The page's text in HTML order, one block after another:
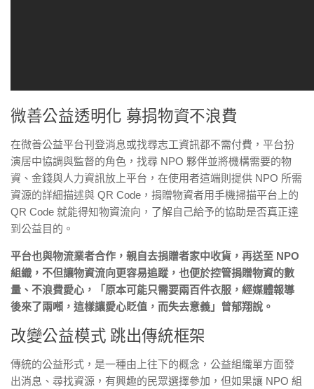
微善公益透明化 募捐物資不浪費
在微善公益平台刊登消息或找尋志工資訊都不需付費，平台扮
演居中協調與監督的角色，找尋 NPO 夥伴並將機構需要的物
資、金錢與人力資訊放上平台，在使用者這端則提供 NPO 所需
資源的詳細描述與 QR Code，捐贈物資者用手機掃描平台上的
QR Code 就能得知物資流向，了解自己給予的協助是否真正達
到公益目的。
平台也與物流業者合作，親自去捐贈者家中收貨，再送至 NPO
組織，不但讓物資流向更容易追蹤，也便於控管捐贈物資的數
量、不浪費愛心，「原本可能只需要兩百件衣服，經媒體報導
後來了兩噸，這樣讓愛心貶值，而失去意義」曾郁翔說。
改變公益模式 跳出傳統框架
傳統的公益形式，是一種由上往下的概念，公益組織單方面發
出消息、尋找資源，有興趣的民眾選擇參加，但如果讓 NPO 組